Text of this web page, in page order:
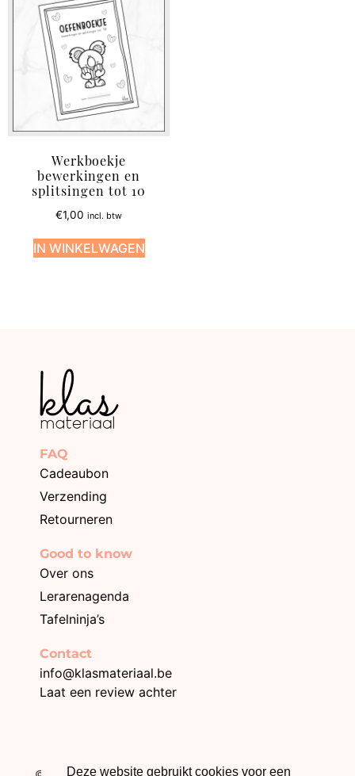
Werkboekje
bewerkingen en
splitsingen tot 10
€1,00 incl. btw
IN WINKELWAGEN
FAQ
Cadeaubon
Verzending
Retourneren
Good to know
Over ons
Lerarenagenda
Tafelninja’s
Contact
info@klasmateriaal.be
Laat een review achter
Deze website gebruikt cookies voor een